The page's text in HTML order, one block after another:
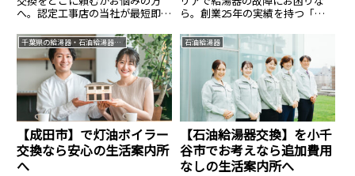
へ。認定工事店の当社が最短即日
フィールの在庫多数。寒冷地特有
の凍結対策も万全に、資格保有者
が工事費込みの適正価格で施工。
見積もり無料。
ら。創業25年の実績を持つ「生
けます！リンナイ・ノーリツ等の
正規品が最大83%OFF。工事費込
みの明朗会計と10年保証で、お湯
のトラブルを安く・早く・確実に
解決します。
千葉県の給湯器・石油給湯器交換なら生活案内所
【成田市】で灯油ボイラー
交換なら安心の生活案内所
へ
石油給湯器
【石油給湯器交換】を小千
谷市でお考えなら追加費用
なしの生活案内所へ